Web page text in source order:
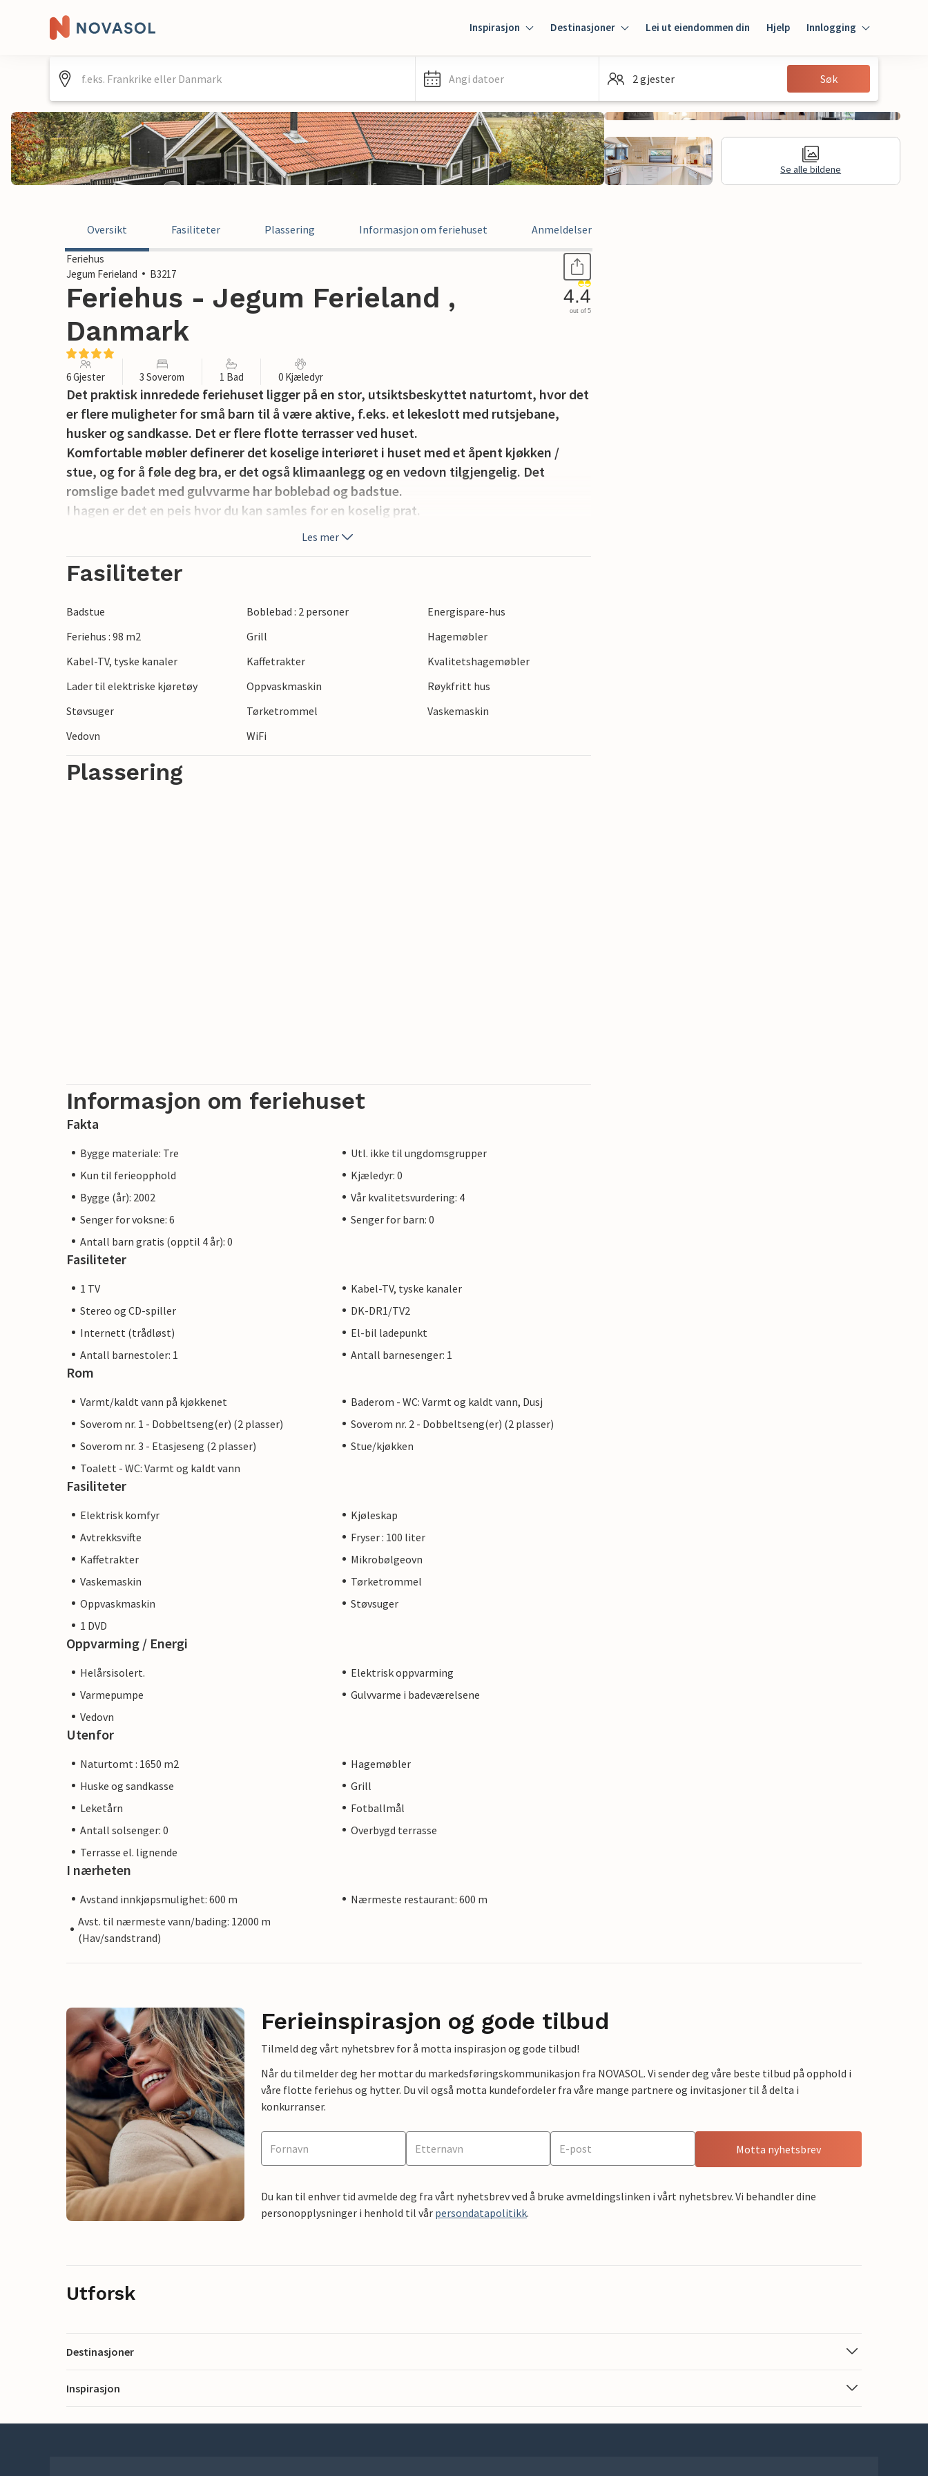
Inspirasjon Destinasjoner Lei ut eiendommen din Hjelp Innlogging
Innlogging
Gjest
Angi datoer 2 gjester Søk
Se alle bildene
Oversikt Fasiliteter Plassering Informasjon om feriehuset Anmeldelser
Feriehus
Jegum Ferieland
B3217
Feriehus - Jegum Ferieland ,
Danmark
4.4
out of 5
6 Gjester 3 Soverom 1 Bad 0 Kjæledyr
Det praktisk innredede feriehuset ligger på en stor, utsiktsbeskyttet naturtomt, hvor det
er flere muligheter for små barn til å være aktive, f.eks. et lekeslott med rutsjebane,
husker og sandkasse. Det er flere flotte terrasser ved huset.
Komfortable møbler definerer det koselige interiøret i huset med et åpent kjøkken /
stue, og for å føle deg bra, er det også klimaanlegg og en vedovn tilgjengelig. Det
romslige badet med gulvvarme har boblebad og badstue.
I hagen er det en peis hvor du kan samles for en koselig prat.
og en restaurant.
Les mer
Fasiliteter
Badstue Boblebad : 2 personer
Energispare-hus
Feriehus : 98 m2
Grill
Hagemøbler
Kabel-TV, tyske kanaler
Kaffetrakter
Kvalitetshagemøbler
Lader til elektriske kjøretøy
Oppvaskmaskin
Røykfritt hus
Støvsuger
Tørketrommel
Vaskemaskin
Vedovn
WiFi
Plassering
Informasjon om feriehuset
Fakta
Bygge materiale: Tre
Utl. ikke til ungdomsgrupper
Kun til ferieopphold
Kjæledyr: 0
Bygge (år): 2002
Vår kvalitetsvurdering: 4
Senger for voksne: 6
Senger for barn: 0
Antall barn gratis (opptil 4 år): 0
Fasiliteter
1 TV
Kabel-TV, tyske kanaler
Stereo og CD-spiller
DK-DR1/TV2
Internett (trådløst)
El-bil ladepunkt
Antall barnestoler: 1
Antall barnesenger: 1
Rom
Varmt/kaldt vann på kjøkkenet
Baderom - WC: Varmt og kaldt vann, Dusj
Soverom nr. 1 - Dobbeltseng(er) (2 plasser)
Soverom nr. 2 - Dobbeltseng(er) (2 plasser)
Soverom nr. 3 - Etasjeseng (2 plasser)
Stue/kjøkken
Toalett - WC: Varmt og kaldt vann
Fasiliteter
Elektrisk komfyr
Kjøleskap
Avtrekksvifte
Fryser : 100 liter
Kaffetrakter
Mikrobølgeovn
Vaskemaskin
Tørketrommel
Oppvaskmaskin
Støvsuger
1 DVD
Oppvarming / Energi
Helårsisolert.
Elektrisk oppvarming
Varmepumpe
Gulvvarme i badeværelsene
Vedovn
Utenfor
Naturtomt : 1650 m2
Hagemøbler
Huske og sandkasse
Grill
Leketårn
Fotballmål
Antall solsenger: 0
Overbygd terrasse
Terrasse el. lignende
I nærheten
Avstand innkjøpsmulighet: 600 m
Nærmeste restaurant: 600 m
Avst. til nærmeste vann/bading: 12000 m
(Hav/sandstrand)
Ferieinspirasjon og gode tilbud
Tilmeld deg vårt nyhetsbrev for å motta inspirasjon og gode tilbud!
Når du tilmelder deg her mottar du markedsføringskommunikasjon fra NOVASOL. Vi sender deg våre beste tilbud på opphold i
våre flotte feriehus og hytter. Du vil også motta kundefordeler fra våre mange partnere og invitasjoner til å delta i
konkurranser.
Motta nyhetsbrev
Du kan til enhver tid avmelde deg fra vårt nyhetsbrev ved å bruke avmeldingslinken i vårt nyhetsbrev. Vi behandler dine
personopplysninger i henhold til vår persondatapolitikk.
Utforsk
Destinasjoner
Inspirasjon